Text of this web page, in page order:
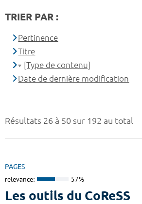
Résultats 26 à 50 sur 192 au total
PAGES
relevance: 57%
Les outils du CoReSS
TRIER PAR :
Pertinence
Titre
[Type de contenu]
Date de dernière modification